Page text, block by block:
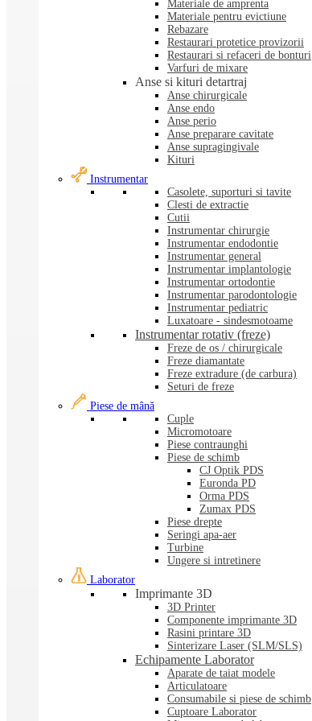
Materiale de amprenta
Materiale pentru evictiune
Rebazare
Restaurari protetice provizorii
Restaurari si refaceri de bonturi
Varfuri de mixare
Anse si kituri detartraj
Anse chirurgicale
Anse endo
Anse perio
Anse preparare cavitate
Anse supragingivale
Kituri
Instrumentar
Casolete, suporturi si tavite
Clesti de extractie
Cutii
Instrumentar chirurgie
Instrumentar endodontie
Instrumentar general
Instrumentar implantologie
Instrumentar ortodontie
Instrumentar parodontologie
Instrumentar pediatric
Luxatoare - sindesmotoame
Instrumentar rotativ (freze)
Freze de os / chirurgicale
Freze diamantate
Freze extradure (de carbura)
Seturi de freze
Piese de mână
Cuple
Micromotoare
Piese contraunghi
Piese de schimb
CJ Optik PDS
Euronda PD
Orma PDS
Zumax PDS
Piese drepte
Seringi apa-aer
Turbine
Ungere si intretinere
Laborator
Imprimante 3D
3D Printer
Componente imprimante 3D
Rasini printare 3D
Sinterizare Laser (SLM/SLS)
Echipamente Laborator
Aparate de taiat modele
Articulatoare
Consumabile si piese de schimb
Cuptoare Laborator